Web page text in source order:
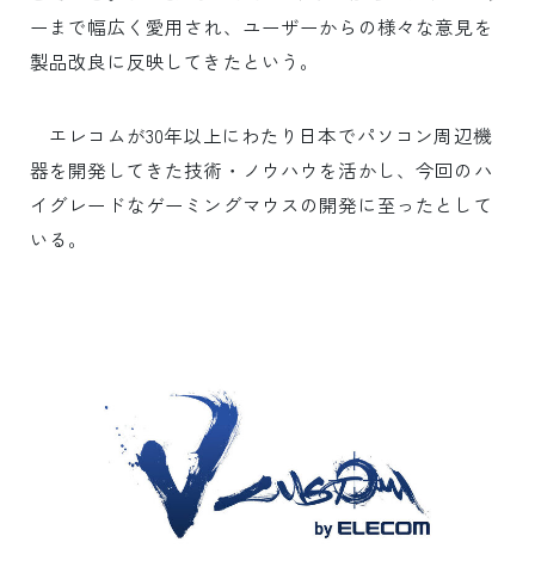
ーまで幅広く愛用され、ユーザーからの様々な意見を
製品改良に反映してきたという。
エレコムが30年以上にわたり日本でパソコン周辺機
器を開発してきた技術・ノウハウを活かし、今回のハ
イグレードなゲーミングマウスの開発に至ったとして
いる。